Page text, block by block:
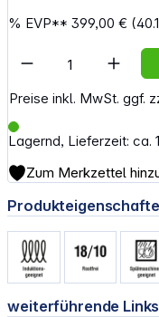
% EVP**399,00 €
Preise inkl. MwSt. ggf.
Lagernd, Lieferzeit: ca.
Artikel Anzahl:
Zum Merkzettel
weiterführende Links